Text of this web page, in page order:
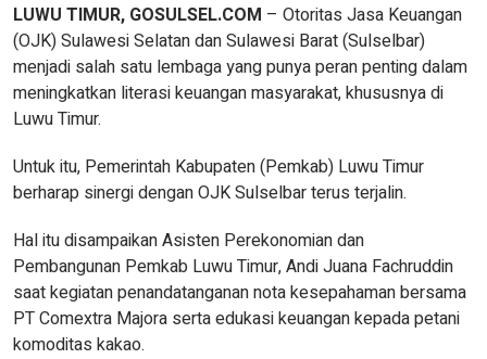
LUWU TIMUR, GOSULSEL.COM – Otoritas Jasa Keuangan
(OJK) Sulawesi Selatan dan Sulawesi Barat (Sulselbar)
menjadi salah satu lembaga yang punya peran penting dalam
meningkatkan literasi keuangan masyarakat, khususnya di
Luwu Timur.
Untuk itu, Pemerintah Kabupaten (Pemkab) Luwu Timur
berharap sinergi dengan OJK Sulselbar terus terjalin.
Hal itu disampaikan Asisten Perekonomian dan
Pembangunan Pemkab Luwu Timur, Andi Juana Fachruddin
saat kegiatan penandatanganan nota kesepahaman bersama
PT Comextra Majora serta edukasi keuangan kepada petani
komoditas kakao.